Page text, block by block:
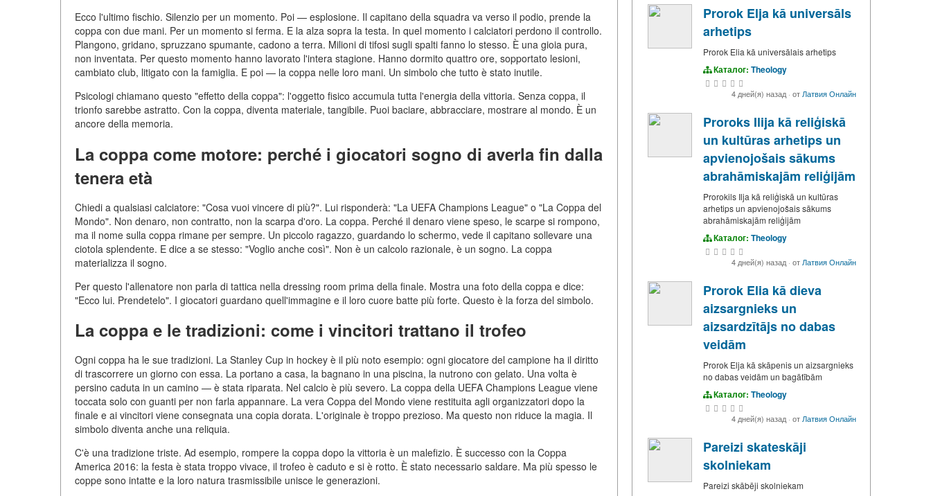
Ecco l'ultimo fischio. Silenzio per un momento. Poi — esplosione. Il capitano della squadra va verso il podio, prende la
coppa con due mani. Per un momento si ferma. E la alza sopra la testa. In quel momento i calciatori perdono il controllo.
Plangono, gridano, spruzzano spumante, cadono a terra. Milioni di tifosi sugli spalti fanno lo stesso. È una gioia pura,
non inventata. Per questo momento hanno lavorato l'intera stagione. Hanno dormito quattro ore, sopportato lesioni,
cambiato club, litigato con la famiglia. E poi — la coppa nelle loro mani. Un simbolo che tutto è stato inutile.
Psicologi chiamano questo "effetto della coppa": l'oggetto fisico accumula tutta l'energia della vittoria. Senza coppa, il
trionfo sarebbe astratto. Con la coppa, diventa materiale, tangibile. Puoi baciare, abbracciare, mostrare al mondo. È un
ancore della memoria.
La coppa come motore: perché i giocatori sogno di averla fin dalla
tenera età
Chiedi a qualsiasi calciatore: "Cosa vuoi vincere di più?". Lui risponderà: "La UEFA Champions League" o "La Coppa del
Mondo". Non denaro, non contratto, non la scarpa d'oro. La coppa. Perché il denaro viene speso, le scarpe si rompono,
ma il nome sulla coppa rimane per sempre. Un piccolo ragazzo, guardando lo schermo, vede il capitano sollevare una
ciotola splendente. E dice a se stesso: "Voglio anche così". Non è un calcolo razionale, è un sogno. La coppa
materializza il sogno.
Per questo l'allenatore non parla di tattica nella dressing room prima della finale. Mostra una foto della coppa e dice:
"Ecco lui. Prendetelo". I giocatori guardano quell'immagine e il loro cuore batte più forte. Questo è la forza del simbolo.
La coppa e le tradizioni: come i vincitori trattano il trofeo
Ogni coppa ha le sue tradizioni. La Stanley Cup in hockey è il più noto esempio: ogni giocatore del campione ha il diritto
di trascorrere un giorno con essa. La portano a casa, la bagnano in una piscina, la nutrono con gelato. Una volta è
persino caduta in un camino — è stata riparata. Nel calcio è più severo. La coppa della UEFA Champions League viene
toccata solo con guanti per non farla appannare. La vera Coppa del Mondo viene restituita agli organizzatori dopo la
finale e ai vincitori viene consegnata una copia dorata. L'originale è troppo prezioso. Ma questo non riduce la magia. Il
simbolo diventa anche una reliquia.
C'è una tradizione triste. Ad esempio, rompere la coppa dopo la vittoria è un malefizio. È successo con la Coppa
America 2016: la festa è stata troppo vivace, il trofeo è caduto e si è rotto. È stato necessario saldare. Ma più spesso le
coppe sono intatte e la loro natura trasmissibile unisce le generazioni.
Prorok Elja kā universāls
arhetips
Prorok Elia kā universālais arhetips
Каталог: Theology
4 дней(я) назад· отЛатвия Онлайн
Proroks Ilija kā reliģiskā
un kultūras arhetips un
apvienojošais sākums
abrahāmiskajām reliģijām
Prorokils Ilja kā reliģiskā un kultūras
arhetips un apvienojošais sākums
abrahāmiskajām reliģijām
Каталог: Theology
4 дней(я) назад· отЛатвия Онлайн
Prorok Elia kā dieva
aizsargnieks un
aizsardzītājs no dabas
veidām
Prorok Elja kā skāpenis un aizsargnieks
no dabas veidām un bagātībām
Каталог: Theology
4 дней(я) назад· отЛатвия Онлайн
Pareizi skateskāji
skolniekam
Pareizi skābēji skolniekam